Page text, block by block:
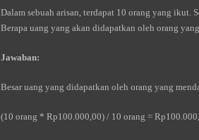
Dalam sebuah arisan, terdapat 10 orang yang ikut.
Berapa uang yang akan didapatkan oleh orang
Jawaban:
Besar uang yang didapatkan oleh orang yang
(10 orang * Rp100.000,00) / 10 orang =